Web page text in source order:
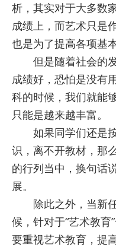
析，其实对于大多数
成绩上，而艺术只是
也是为了提高各项基
但是随着社会的发
成绩好，恐怕是没有
科的时候，我们就能
只能是越来越丰富。
如果同学们还是按
识，离不开教材，那
的行列当中，换句话
展。
除此之外，当新任
候，针对于“艺术教
要重视艺术教育，提